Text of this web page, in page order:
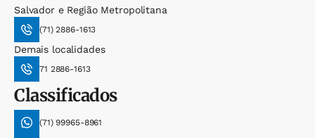
Salvador e Região Metropolitana
(71) 2886-1613
Demais localidades
71 2886-1613
Classificados
(71) 99965-8961